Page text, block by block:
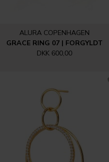
ALURA COPENHAGEN
GRACE RING 07 | FORGYLDT
DKK 600,00